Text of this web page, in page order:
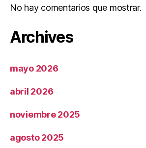
No hay comentarios que mostrar.
Archives
mayo 2026
abril 2026
noviembre 2025
agosto 2025